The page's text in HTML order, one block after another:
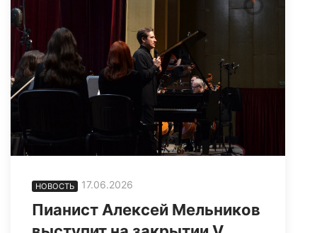
НОВОСТЬ 17.06.2026
Пианист Алексей Мельников